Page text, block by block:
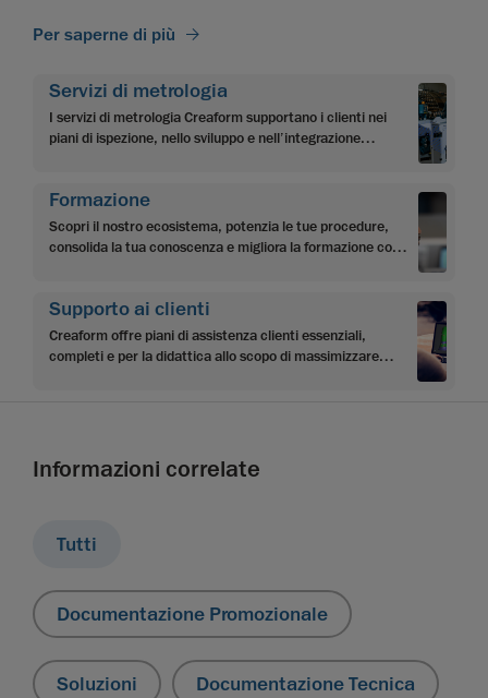
Per saperne di più
Servizi di metrologia
I servizi di metrologia Creaform supportano i clienti nei
piani di ispezione, nello sviluppo e nell’integrazione
Formazione
Scopri il nostro ecosistema, potenzia le tue procedure,
consolida la tua conoscenza e migliora la formazione con i
Supporto ai clienti
Creaform offre piani di assistenza clienti essenziali,
completi e per la didattica allo scopo di massimizzare
Informazioni correlate
Tutti
Documentazione Promozionale
Soluzioni Documentazione Tecnica